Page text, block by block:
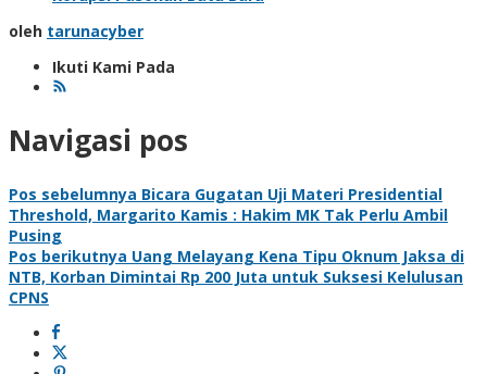
oleh tarunacyber
Ikuti Kami Pada
Navigasi pos
Pos sebelumnya Bicara Gugatan Uji Materi Presidential
Threshold, Margarito Kamis : Hakim MK Tak Perlu Ambil
Pusing
Pos berikutnya Uang Melayang Kena Tipu Oknum Jaksa di
NTB, Korban Dimintai Rp 200 Juta untuk Suksesi Kelulusan
CPNS